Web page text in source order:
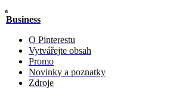
Business
O Pinterestu
Vytvářejte obsah
Promo
Novinky a poznatky
Zdroje